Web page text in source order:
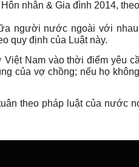
nhân & Gia đình 2014,
người nước ngoài với
quy định của Luật này.
Nam vào thời điểm yêu
của vợ chồng; nếu họ
theo pháp luật của nước